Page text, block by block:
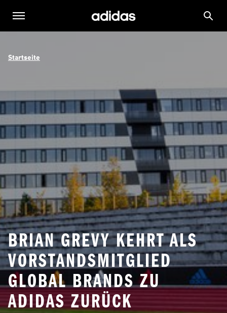
Startseite
BRIAN GREVY KEHRT ALS
VORSTANDSMITGLIED
GLOBAL BRANDS ZU
ADIDAS ZURÜCK